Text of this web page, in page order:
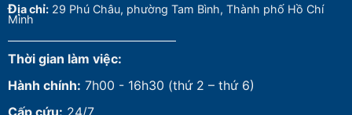
Địa chỉ: 29 Phú Châu, phường Tam Bình, Thành phố Hồ Chí
Minh
Thời gian làm việc:
Hành chính: 7h00 - 16h30 (thứ 2 – thứ 6)
Cấp cứu: 24/7